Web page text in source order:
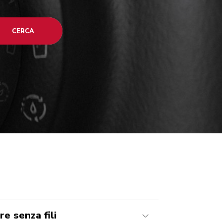
CERCA
senza fili